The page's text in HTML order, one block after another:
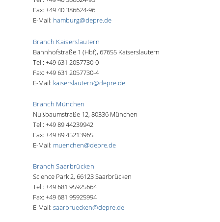
Fax: +49 40 386624-96
E-Mail: hamburg@depre.de
Branch Kaiserslautern
Bahnhofstraße 1 (Hbf), 67655 Kaiserslautern
Tel.: +49 631 2057730-0
Fax: +49 631 2057730-4
E-Mail: kaiserslautern@depre.de
Branch München
Nußbaumstraße 12, 80336 München
Tel.: +49 89 44239942
Fax: +49 89 45213965
E-Mail: muenchen@depre.de
Branch Saarbrücken
Science Park 2, 66123 Saarbrücken
Tel.: +49 681 95925664
Fax: +49 681 95925994
E-Mail: saarbruecken@depre.de